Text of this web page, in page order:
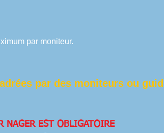
par moniteur.
par des moniteurs ou
NAGER EST OBLIGATOIRE